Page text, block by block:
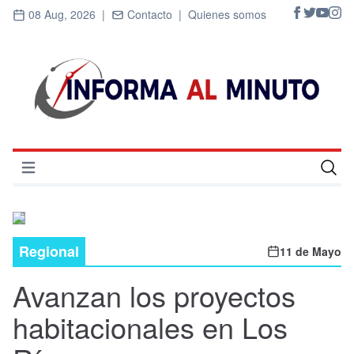
08 Aug, 2026 | Contacto | Quienes somos
Abrir menú
Deportes
Economía
Entrevistas
Regional 11 de Mayo
Avanzan los proyectos
habitacionales en Los